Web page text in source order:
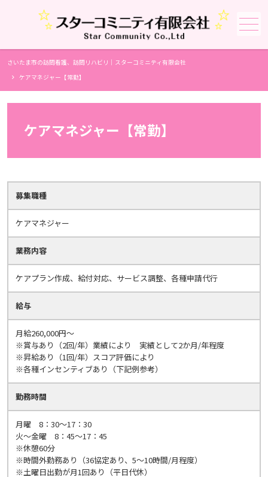
メニュー
さいたま市の訪問看護、訪問リハビリ｜スターコミニティ有限会社
ケアマネジャー【常勤】
ケアマネジャー【常勤】
募集職種
ケアマネジャー
業務内容
ケアプラン作成、給付対応、サービス調整、各種申請代行
給与
月給260,000円～
※賞与あり（2回/年）業績により 実績として2か月/年程度
※昇給あり（1回/年）スコア評価により
※各種インセンティブあり（下記例参考）
勤務時間
月曜 8：30～17：30
火～金曜 8：45～17：45
※休憩60分
※時間外勤務あり（36協定あり、5～10時間/月程度）
※土曜日出勤が月1回あり（平日代休）